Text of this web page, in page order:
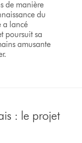
de manière
du
a lancé
poursuit sa
amusante
: le projet